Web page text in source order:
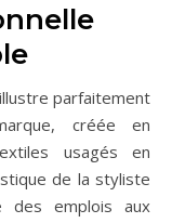
parfaitement
créée en
usagés en
de la styliste
des emplois aux